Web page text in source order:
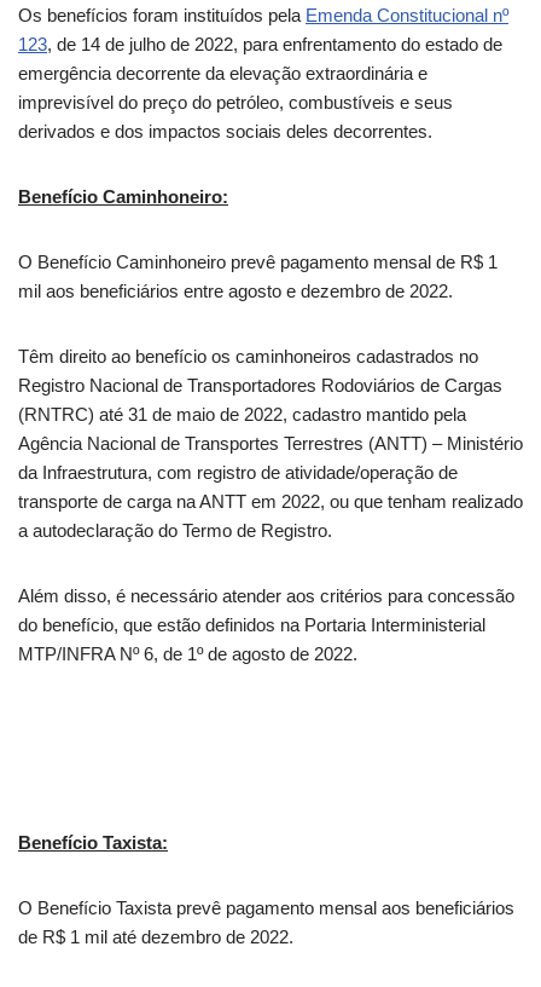
Os benefícios foram instituídos pela Emenda Constitucional nº
123, de 14 de julho de 2022, para enfrentamento do estado de
emergência decorrente da elevação extraordinária e
imprevisível do preço do petróleo, combustíveis e seus
derivados e dos impactos sociais deles decorrentes.
Benefício Caminhoneiro:
O Benefício Caminhoneiro prevê pagamento mensal de R$ 1
mil aos beneficiários entre agosto e dezembro de 2022.
Têm direito ao benefício os caminhoneiros cadastrados no
Registro Nacional de Transportadores Rodoviários de Cargas
(RNTRC) até 31 de maio de 2022, cadastro mantido pela
Agência Nacional de Transportes Terrestres (ANTT) – Ministério
da Infraestrutura, com registro de atividade/operação de
transporte de carga na ANTT em 2022, ou que tenham realizado
a autodeclaração do Termo de Registro.
Além disso, é necessário atender aos critérios para concessão
do benefício, que estão definidos na Portaria Interministerial
MTP/INFRA Nº 6, de 1º de agosto de 2022.
Benefício Taxista:
O Benefício Taxista prevê pagamento mensal aos beneficiários
de R$ 1 mil até dezembro de 2022.